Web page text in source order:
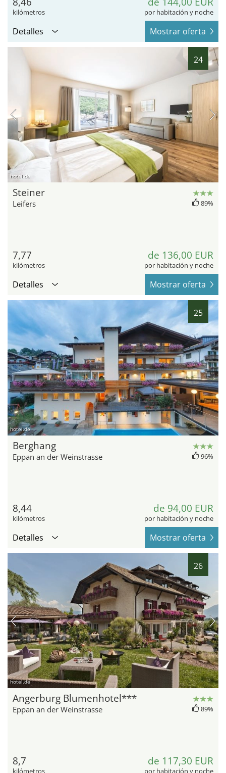
kilómetros por habitación y noche
Detalles Mostrar oferta
24
hotel.de
Steiner
Leifers 89%
7,77
kilómetros
de 136,00 EUR
por habitación y noche
Detalles Mostrar oferta
25
hotel.de
Berghang
Eppan an der Weinstrasse 96%
8,44
kilómetros
de 94,00 EUR
por habitación y noche
Detalles Mostrar oferta
26
hotel.de
Angerburg Blumenhotel***
Eppan an der Weinstrasse 89%
8,7 de 117,30 EUR